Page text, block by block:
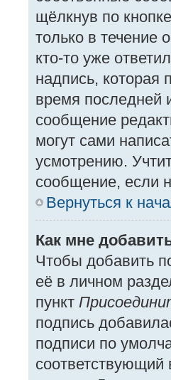
щёлкнув по
только в течение
кто-то уже
надпись, которая
время последней
сообщение
могут сами
усмотрению.
сообщение, если
Вернуться к
Как мне
Чтобы добавить
её в личном
пункт
подпись
подписи по